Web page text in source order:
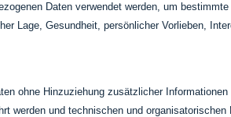
Daten verwendet werden, um
Lage, Gesundheit, persönlicher Vorlieben,
ohne Hinzuziehung zusätzlicher
werden und technischen und organisatorischen